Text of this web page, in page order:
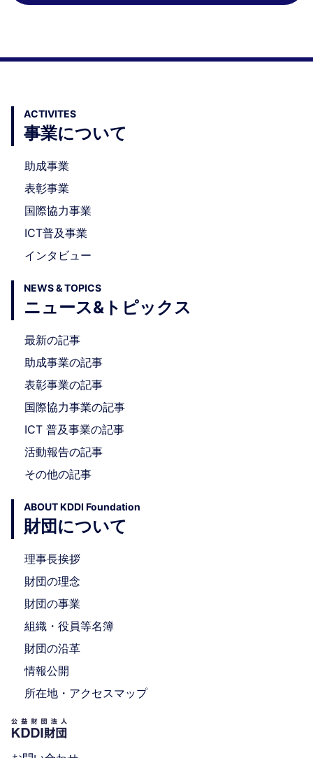
ACTIVITES
事業について
助成事業
表彰事業
国際協力事業
ICT普及事業
インタビュー
NEWS & TOPICS
ニュース&トピックス
最新の記事
助成事業の記事
表彰事業の記事
国際協力事業の記事
ICT 普及事業の記事
活動報告の記事
その他の記事
ABOUT KDDI Foundation
財団について
理事長挨拶
財団の理念
財団の事業
組織・役員等名簿
財団の沿革
情報公開
所在地・アクセスマップ